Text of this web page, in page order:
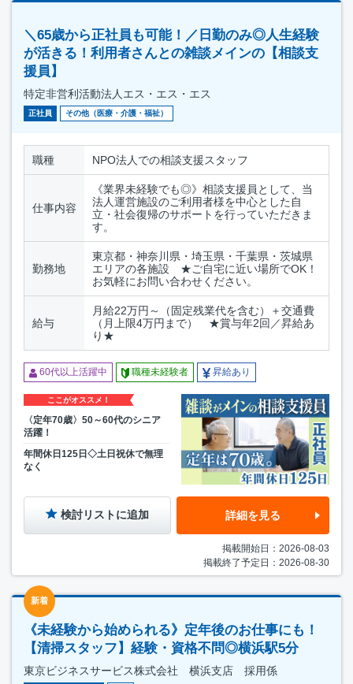
＼65歳から正社員も可能！／日勤のみ◎人生経験
が活きる！利用者さんとの雑談メインの【相談支
援員】
特定非営利活動法人エス・エス・エス
正社員 その他（医療・介護・福祉）
職種 NPO法人での相談支援スタッフ
仕事内容
《業界未経験でも◎》相談支援員として、当
法人運営施設のご利用者様を中心とした自
立・社会復帰のサポートを行っていただきま
す。
勤務地
東京都・神奈川県・埼玉県・千葉県・茨城県
エリアの各施設 ★ご自宅に近い場所でOK！
お気軽にお問い合わせください。
給与
月給22万円～（固定残業代を含む）＋交通費
（月上限4万円まで） ★賞与年2回／昇給あ
り★
60代以上活躍中 職種未経験者 昇給あり
ここがオススメ！
〈定年70歳〉50～60代のシニア
活躍！
年間休日125日◇土日祝休で無理
なく
検討リストに追加 詳細を見る
掲載開始日：2026-08-03
掲載終了予定日：2026-08-30
新着
《未経験から始められる》定年後のお仕事にも！
【清掃スタッフ】経験・資格不問◎横浜駅5分
東京ビジネスサービス株式会社 横浜支店 採用係